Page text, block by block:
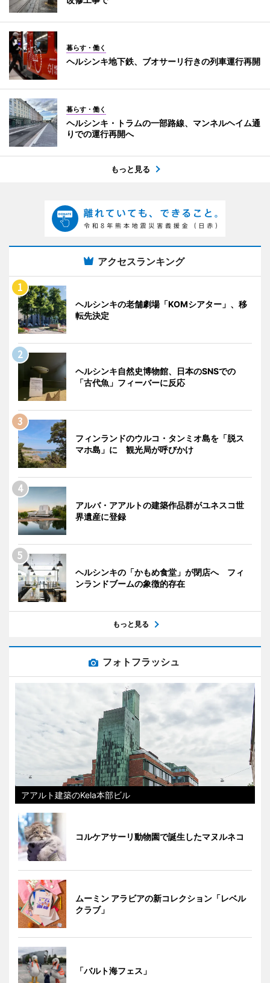
暮らす・働く
ヘルシンキ地下鉄、ブオサーリ行きの列車運行再開
暮らす・働く
ヘルシンキ・トラムの一部路線、マンネルヘイム通
りでの運行再開へ
もっと見る
アクセスランキング
ヘルシンキの老舗劇場「KOMシアター」、移
転先決定
ヘルシンキ自然史博物館、日本のSNSでの
「古代魚」フィーバーに反応
フィンランドのウルコ・タンミオ島を「脱ス
マホ島」に 観光局が呼びかけ
アルバ・アアルトの建築作品群がユネスコ世
界遺産に登録
ヘルシンキの「かもめ食堂」が閉店へ フィ
ンランドブームの象徴的存在
もっと見る
フォトフラッシュ
アアルト建築のKela本部ビル
コルケアサーリ動物園で誕生したマヌルネコ
ムーミン アラビアの新コレクション「レベル
クラブ」
「バルト海フェス」